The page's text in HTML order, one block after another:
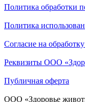
Политика обработки
Политика
Согласие на
Реквизиты ООО
Публичная оферта
ООО «Здоровье